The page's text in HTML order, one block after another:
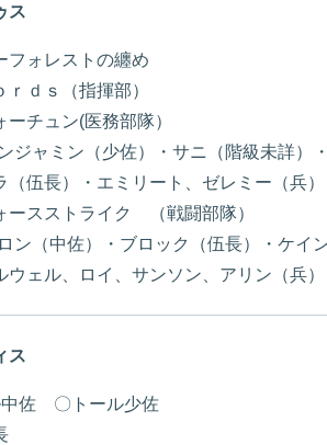
ス
フォレストの纏め
ｒｄｓ（指揮部）
ーチュン(医務部隊）
ャミン（少佐）・サニ（階級未詳）
長）・エミリート、ゼレミー（兵）
ースストライク （戦闘部隊）
（中佐）・ブロック（伍長）・ケイ
ル、ロイ、サンソン、アリン（兵）
ス
中佐 〇トール少佐